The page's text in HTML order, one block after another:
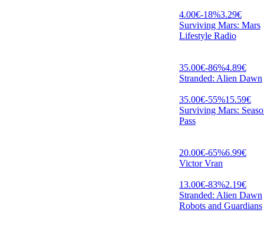
4.00€-18%3.29€
Surviving Mars: Mars
Lifestyle Radio
35.00€-86%4.89€
Stranded: Alien Dawn
35.00€-55%15.59€
Surviving Mars:
Pass
20.00€-65%6.99€
Victor Vran
13.00€-83%2.19€
Stranded: Alien Dawn
Robots and Guardians